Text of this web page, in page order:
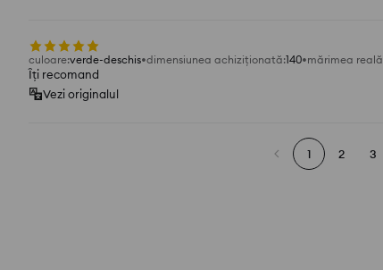
culoare:verde-deschis dimensiunea achiziționată:140 mărimea reală
Îți recomand
Vezi originalul
1 2 3